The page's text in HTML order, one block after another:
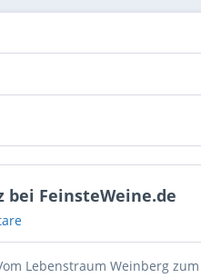
bei FeinsteWeine.de
Lebenstraum Weinberg